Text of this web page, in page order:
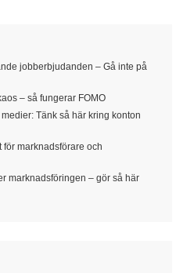
jobberbjudanden – Gå inte på
– så fungerar FOMO
Tänk så här kring konton
för marknadsförare och
marknadsföringen – gör så här